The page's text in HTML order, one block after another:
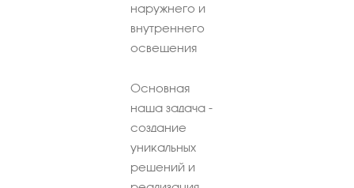
наружнего и
внутреннего
освещения
Основная
наша задача -
создание
уникальных
решений и